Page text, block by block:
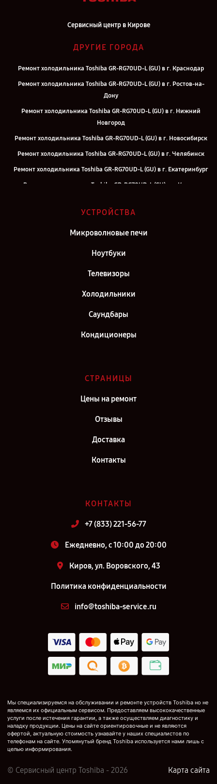
Сервисный центр в Кирове
ДРУГИЕ ГОРОДА
Ремонт холодильника Toshiba GR-RG70UD-L (GU) в г. Краснодар
Ремонт холодильника Toshiba GR-RG70UD-L (GU) в г. Ростов-на-
Дону
Ремонт холодильника Toshiba GR-RG70UD-L (GU) в г. Нижний
Новгород
Ремонт холодильника Toshiba GR-RG70UD-L (GU) в г. Новосибирск
Ремонт холодильника Toshiba GR-RG70UD-L (GU) в г. Челябинск
Ремонт холодильника Toshiba GR-RG70UD-L (GU) в г. Екатеринбург
Ремонт холодильника Toshiba GR-RG70UD-L (GU) в г. Казань
Ремонт холодильника Toshiba GR-RG70UD-L (GU) в г. Саратов
Ремонт холодильника Toshiba GR-RG70UD-L (GU) в г. Самара
Петербург
УСТРОЙСТВА
Микроволновые печи
Ноутбуки
Телевизоры
Холодильники
Саундбары
Кондиционеры
СТРАНИЦЫ
Цены на ремонт
Отзывы
Доставка
Контакты
КОНТАКТЫ
+7 (833) 221-56-77
Ежедневно, с 10:00 до 20:00
Киров, ул. Воровского, 43
Политика конфиденциальности
info@toshiba-service.ru
Мы специализируемся на обслуживании и ремонте устройств Toshiba но не
являемся их официальным сервисом. Предоставляем высококачественные
услуги после истечения гарантии, а также осуществляем диагностику и
наладку продукции. Цены на сайте ориентировочные и не являются
офертой, актуальную стоимость узнавайте у наших специалистов по
телефонам на сайте. Упомянутый бренд Toshiba используется нами лишь с
целью информирования.
© Сервисный центр Toshiba - 2026 Карта сайта